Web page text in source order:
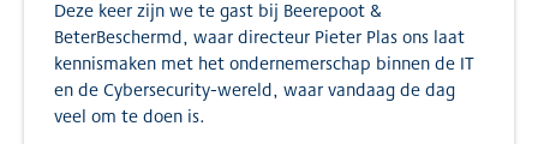
Deze keer zijn we te gast bij Beerepoot &
BeterBeschermd, waar directeur Pieter Plas ons laat
kennismaken met het ondernemerschap binnen de IT
en de Cybersecurity-wereld, waar vandaag de dag
veel om te doen is.